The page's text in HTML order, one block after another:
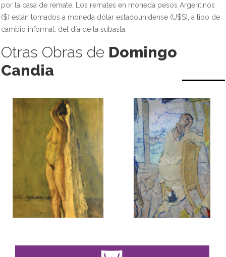
por la casa de remate. Los remates en moneda pesos Argentinos
($) están tomados a moneda dólar estadounidense (U$S), a tipo de
cambio informal, del día de la subasta.
Otras Obras de Domingo
Candia